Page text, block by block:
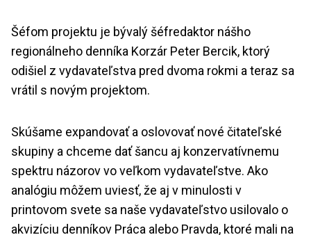
Šéfom projektu je bývalý šéfredaktor nášho
regionálneho denníka Korzár Peter Bercik, ktorý
odišiel z vydavateľstva pred dvoma rokmi a teraz sa
vrátil s novým projektom.
Skúšame expandovať a oslovovať nové čitateľské
skupiny a chceme dať šancu aj konzervatívnemu
spektru názorov vo veľkom vydavateľstve. Ako
analógiu môžem uviesť, že aj v minulosti v
printovom svete sa naše vydavateľstvo usilovalo o
akvizíciu denníkov Práca alebo Pravda, ktoré mali na